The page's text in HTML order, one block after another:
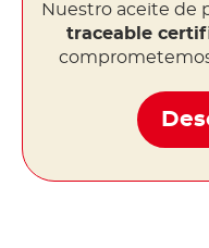
Nuestro aceite de
traceable